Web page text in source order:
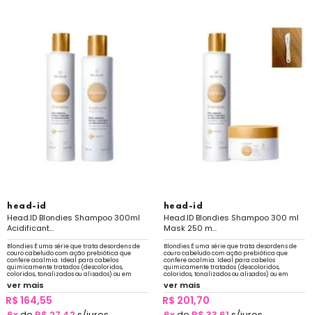
head-id
Head.ID Blondies Shampoo 300ml
Acidificant...
Blondies É uma série que trata desordens de
couro cabeludo com ação prebiótica que
confere acalmia. Ideal para cabelos
quimicamente tratados (descoloridos,
coloridos, tonalizados ou alisados) ou em
constante exposição a sol, mar e piscina.
ver mais
R$ 164,55
head-id
Head.ID Blondies Shampoo 300 ml
Mask 250 m...
Blondies É uma série que trata desordens de
couro cabeludo com ação prebiótica que
confere acalmia. Ideal para cabelos
quimicamente tratados (descoloridos,
coloridos, tonalizados ou alisados) ou em
constante exposição a sol, mar e piscina.
ver mais
R$ 201,70